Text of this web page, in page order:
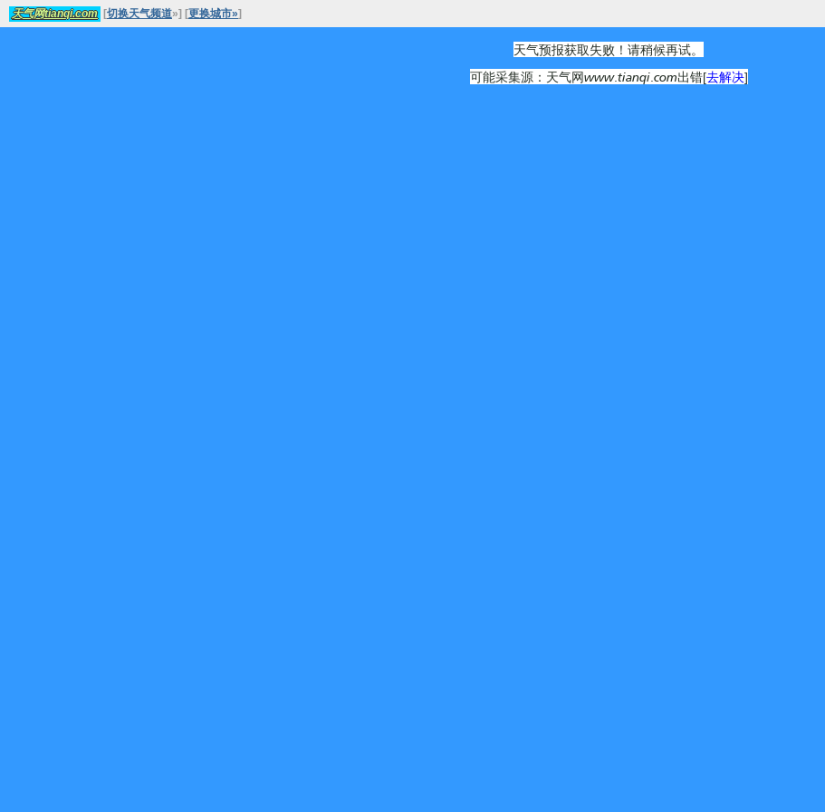
天气网tianqi.com [切换天气频道»] [更换城市»]
天气预报获取失败！请稍候再试。
可能采集源：天气网www.tianqi.com出错[去解决]